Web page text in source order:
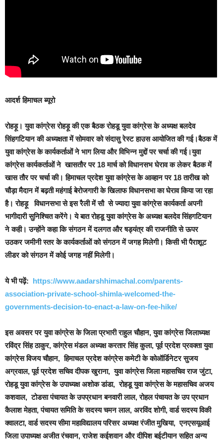
आदर्श हिमाचल ब्यूरो
रोहड़ू।युवा कांग्रेस रोहड़ू की एक बैठक रोहडू युवा कांग्रेस के अध्यक्ष बलदेव
सिंहगटियान की अध्यक्षता में सोमवार को संदासु रेस्ट हाउस आयोजित की गई।बैठक में
युवा कांग्रेस के कार्यकर्ताओं ने भाग लिया और विभिन्न मुद्दों पर चर्चा की गई।युवा
कांग्रेस कार्यकर्ताओं ने खासतौर पर 18 मार्च को विधानसभ घेराव क लेकर बैठक में
खास तौर पर चर्चा की। हिमाचल प्रदेश युवा कांग्रेस के आव्हान पर 18 तारीख को
चौड़ा मैदान में बढ़ती महंगाई बेरोजगारी के खिलाफ विधानसभा का घेराव किया जा रहा
है। रोहड़ू विधानसभा से इस रैली में सौ से ज्यादा युवा कांग्रेस कार्यकर्ता अपनी
भागीदारी सुनिश्चित करेंगे। ये बात रोहडू युवा कांग्रेस के अध्यक्ष बलदेव सिंहगटियान
ने कही। उन्होंने कहा कि संगठन में दलगत और षड्यंत्र की राजनीति से ऊपर
उठकर जमीनी स्तर के कार्यकर्ताओं को संगठन में जगह मिलेगी। किसी भी पैराशूट
लीडर को संगठन में कोई जगह नहीं मिलेगी।
ये भी पढ़ें: https://www.aadarshhimachal.com/parents-
association-private-school-shimla-welcomed-the-
governments-decision-to-enact-a-law-on-fee-hike/
इस अवसर पर युवा कांग्रेस के जिला प्रभारी राहुल चौहान, युवा कांग्रेस जिलाध्यक्ष
रविंद्र सिंह ठाकुर, कांग्रेस मंडल अध्यक्ष करतार सिंह कुला, पूर्व प्रदेश प्रवक्ता युवा
कांग्रेस विजय चौहान, हिमाचल प्रदेश कांग्रेस कमेटी के कोऑर्डिनेटर सुजय
अग्रवाल, पूर्व प्रदेश सचिव दीपक खुराना, युवा कांग्रेस जिला महासचिव राज जुंटा,
रोहडू युवा कांग्रेस के उपाध्यक्ष अशोक डांडा, रोहडू युवा कांग्रेस के महासचिव अजय
कशवाल, टोडसा पंचायत के उपप्रधान बनवारी लाल, रोहल पंचायत के उप प्रधान
कैलाश मेहता, पंचायत समिति के सदस्य चमन लाल, अरविंद शोगी, वार्ड सदस्य विकी
क्वालटा, वार्ड सदस्य सीमा महाविद्यालय परिसर अध्यक्ष रंजीत मुखिया, एनएसयूआई
जिला उपाध्यक्ष अजीत रंचवान, राजेश कईशवान और दीपिश बईटीयान सहित अन्य